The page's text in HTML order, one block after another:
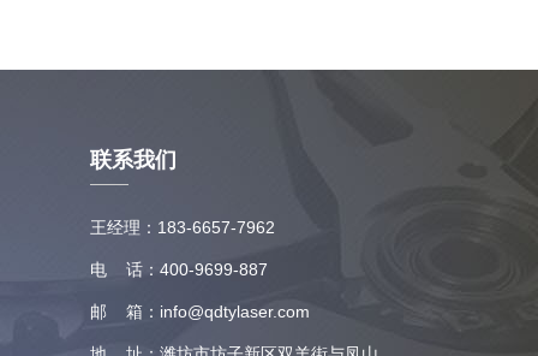
联系我们
王经理：183-6657-7962
电 话：400-9699-887
邮 箱：info@qdtylaser.com